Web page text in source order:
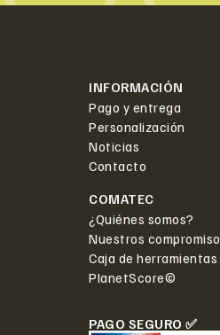
INFORMACIÓN
Pago y entrega
Personalización
Noticias
Contacto
COMATEC
¿Quiénes somos?
Nuestros
Caja de herramientas
PlanetScore©
PAGO SEGURO ✅